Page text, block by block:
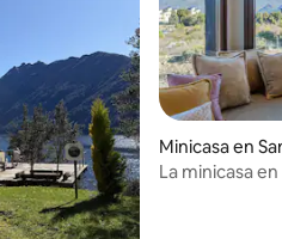
Minicasa en
loche
La minicasa